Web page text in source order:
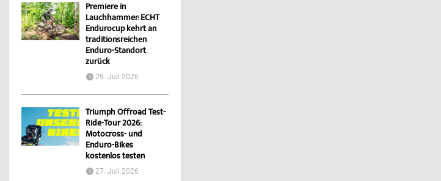
Premiere in
Lauchhammer: ECHT
Endurocup kehrt an
traditionsreichen
Enduro-Standort
zurück
29. Juli 2026
Triumph Offroad Test-
Ride-Tour 2026:
Motocross- und
Enduro-Bikes
kostenlos testen
27. Juli 2026